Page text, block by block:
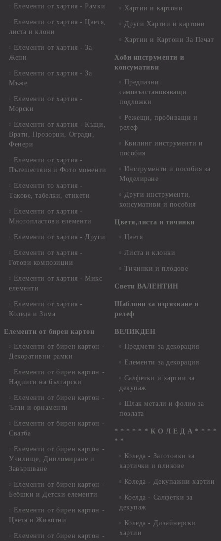
Елементи от хартия - Рамки
Елементи от хартия - Цветя,
листа и клони
Елементи от хартия - За
Жени
Елементи от хартия - За
Мъже
Елементи от хартия -
Морски
Елементи от хартия - Къщи,
Врати, Прозорци, Огради,
Фенери
Елементи от хартия -
Пътешествия и Фото моменти
Елементи то хартия -
Такове, табелки, етикети
Елементи от хартия -
Многопластови елементи
Елементи от хартия - Други
Елементи от хартия -
Готови композиции
Елементи от хартия - Микс
елементи
Елементи от хартия -
Коледа и Зима
Елементи от бирен картон
Елементи от бирен картон -
Декоративни рамки
Елементи от бирен картон -
Надписи на български
Елементи от бирен картон -
Ъгли и орнаменти
Елементи от бирен картон -
Сватба
Елементи от бирен картон -
Училище, Дипломиране и
Завършване
Елементи от бирен картон -
Бебшки и Детски елементи
Елементи от бирен картон -
Цветя и Животни
Елементи от бирен картон -
Хартии и картони
Други Хартии и картони
Хартии и Картони За Печат
Хоби инструменти и
консумативи
Предпазни
самовъзстановяващи
подложки
Режещи, пробиващи и
релеф
Квилинг инструменти и
пособия
Инструменти и пособия за
Моделиране
Други инструменти,
консумативи и пособия
Цветя,листа и тичинки
Цветя
Листа и клонки
Тичинки и плодове
Свети ВАЛЕНТИН
Шаблони за изрязване и
релеф
ВЕЛИКДЕН
Предмети за декорация
Елементи за декорация
Салфетки и хартии за
декупаж
Шлак метали и фолио за
позлата
* * * * * * К О Л Е Д А * * * *
* *
Коледа - Заготовки за
картички и пликове
Коледа - Декупажни хартии
Коелда - Салфетки за
декупаж
Коледа - Дизайнерски
хартии